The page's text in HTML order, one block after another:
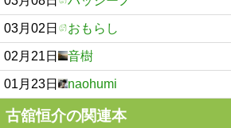
03月02日 おもらし
02月21日 音樹
01月23日 naohumi
古舘恒介の関連本